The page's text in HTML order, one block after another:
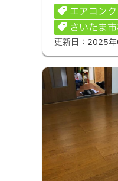
エアコン
さいたま
更新日： 2025